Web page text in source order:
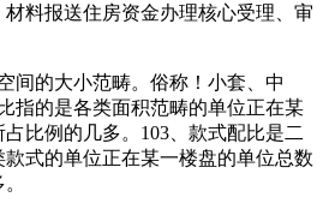
料报送住房资金办理核心受理、审
的大小范畴。俗称！小套、中
指的是各类面积范畴的单位正在某
比例的几多。103、款式配比是二
式的单位正在某一楼盘的单位总数